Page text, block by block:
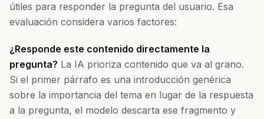
útiles para responder la pregunta del usuario. Esa
evaluación considera varios factores:
¿Responde este contenido directamente la
pregunta? La IA prioriza contenido que va al grano.
Si el primer párrafo es una introducción genérica
sobre la importancia del tema en lugar de la respuesta
a la pregunta, el modelo descarta ese fragmento y